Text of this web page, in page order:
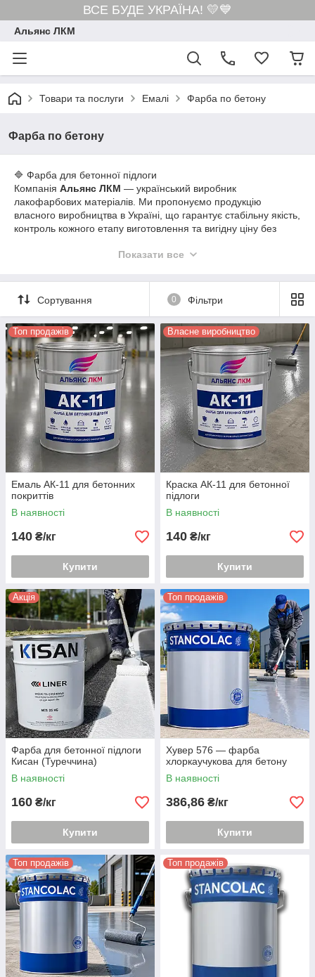
ВСЕ БУДЕ УКРАЇНА! 💛💙
Альянс ЛКМ
Товари та послуги Емалі Фарба по бетону
Фарба по бетону
🔷 Фарба для бетонної підлоги
Компанія Альянс ЛКМ — український виробник
лакофарбових матеріалів. Ми пропонуємо продукцію
власного виробництва в Україні, що гарантує стабільну якість,
контроль кожного етапу виготовлення та вигідну ціну без
У нашому асортименті ви можете придбати:
Фарбу для бетонної підлоги АК-11
Фарбу для промислових та складських підлог
Зносостійкі покриття для бетону та цементних основ
📌 Вся продукція виготовляється в Україні, відповідає
технічним вимогам та забезпечує надійний захист бетонних
поверхонь від стирання, вологи та механічних навантажень.
📞 Для замовлення та консультації зв’яжіться з нами: 067 468
72 00, Світлана
Показати все
Сортування 0 Фільтри
Топ продажів
Емаль АК-11 для бетонних
покриттів
В наявності
140 ₴/кг
Купити
Власне виробництво
Краска АК-11 для бетонної
підлоги
В наявності
140 ₴/кг
Купити
Акція
Фарба для бетонної підлоги
Кисан (Туреччина)
В наявності
160 ₴/кг
Купити
Топ продажів
Хувер 576 — фарба
хлоркаучукова для бетону
В наявності
386,86 ₴/кг
Купити
Топ продажів Топ продажів